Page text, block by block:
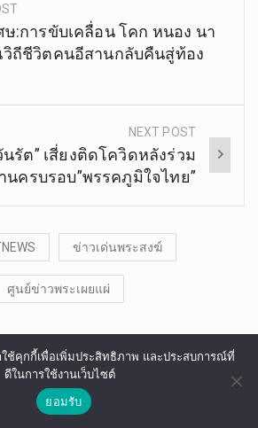
ษ:การขับเคลื่อน โคก หนอง นา
วิถีชีวิตคนอีสานกลับคืนสู่ท้อง
NEXT POST
นรัต” เสี่ยงติดโควิดหลังร่วม
นครบรอบ”พรรคภูมิใจไทย”
ข่าวเด่นพระสงฆ์
ศูนย์ข่าวพระเผยแผ่
ใช้คุกกี้เพื่อเพิ่มประสิทธิภาพ และประสบการณ์ที่
ดีในการใช้งานเว็บไซต์
ยอมรับ